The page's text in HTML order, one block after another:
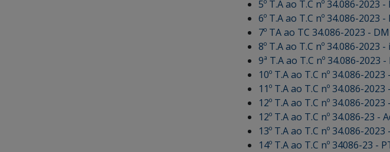
5º T.A ao T.C nº 34.086-2023
6º T.A ao T.C nº 34.086-2023
7º TA ao TC 34.086-2023 -
8º T.A ao T.C nº 34.086-2023
9ª T.A ao T.C nº 34.086-2023
10º T.A ao T.C nº 34.086-
11º T.A ao T.C nº 34.086-
12º T.A ao T.C nº 34.086-
12º T.A ao T.C nº 34.086-23
13º T.A ao T.C nº 34.086-
14º T.A ao T.C nº 34086-23 -